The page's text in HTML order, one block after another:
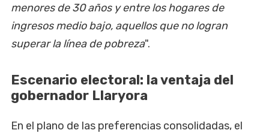
menores de 30 años y entre los hogares de
ingresos medio bajo, aquellos que no logran
superar la línea de pobreza".
Escenario electoral: la ventaja del
gobernador Llaryora
En el plano de las preferencias consolidadas, el